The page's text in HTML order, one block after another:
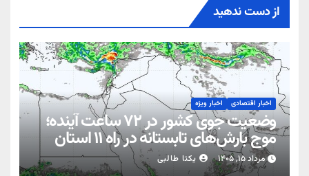
از دست ندهید
اخبار اقتصادی اخبار ویژه
وضعیت جوی کشور در ۷۲ ساعت آینده؛
موج بارش‌های تابستانه در راه ۱۱ استان
مرداد ۱۵, ۱۴۰۵ یکتا طالبی